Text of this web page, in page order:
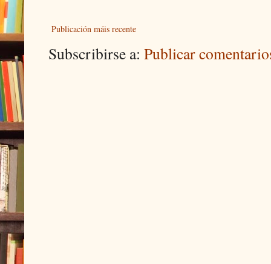
Publicación máis recente
Subscribirse a: Publicar